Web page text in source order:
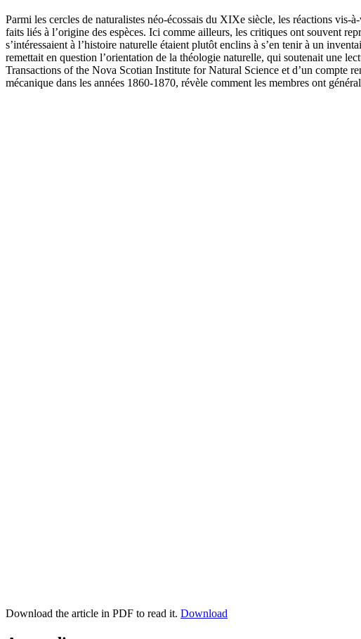
Parmi les cercles de naturalistes néo-écossais du XIXe siècle, les réactions
faits liés à l’origine des espèces. Ici comme ailleurs, les critiques ont souvent
s’intéressaient à l’histoire naturelle étaient plutôt enclins à s’en tenir à un
remettait en question l’orientation de la théologie naturelle, qui soutenait une
Transactions of the Nova Scotian Institute for Natural Science et d’un compte
mécanique dans les années 1860-1870, révèle comment les membres ont
Download the article in PDF to read it. Download